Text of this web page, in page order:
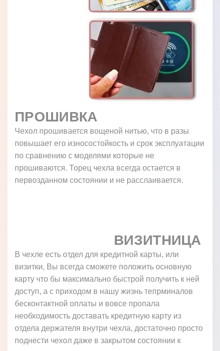
ПРОШИВКА
Чехол прошивается вощеной нитью, что в разы
повышает его износостойкость и срок эксплуатации
по сравнению с моделями которые не
прошиваются. Торец чехла всегда остается в
первозданном состоянии и не расслаивается.
ВИЗИТНИЦА
В чехле есть отдел для кредитной карты, или
визитки, Вы всегда сможете положить основную
карту что бы максимально быстрой получить к ней
доступ, а с приходом в нашу жизнь тепрминалов
бесконтактной оплаты и вовсе пропала
необходимость доставать кредитную карту из
отдела держателя внутри чехла, достаточно просто
поднести чехол даже в закрытом состоянии к